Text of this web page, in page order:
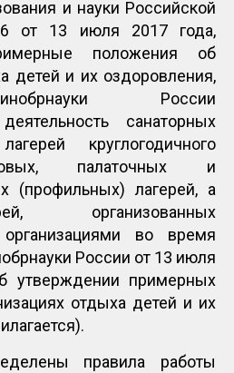
и науки Российской
от 13 июля 2017 года,
положения об
детей и их оздоровления,
России
санаторных
круглогодичного
палаточных и
(профильных) лагерей, а
организованных
организациями во время
России от 13 июля
примерных
отдыха детей и их
правила работы